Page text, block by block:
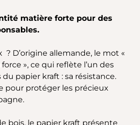
matière forte pour des
? D’origine allemande, le mot «
», ce qui reflète l’un des
papier kraft : sa résistance.
pour protéger les précieux
bois, le papier kraft présente